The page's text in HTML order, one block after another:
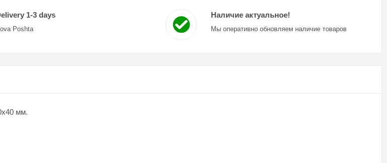
1-3 days
Poshta
Наличие актуальное!
Мы оперативно обновляем наличие товаров
мм.